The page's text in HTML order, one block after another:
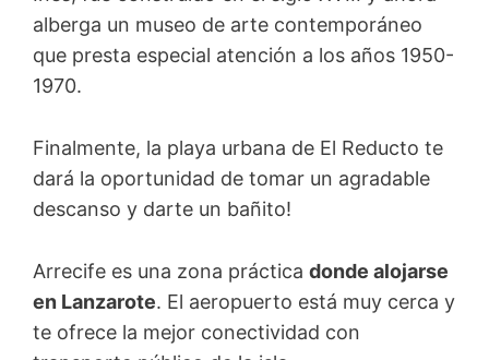
alberga un museo de arte contemporáneo
que presta especial atención a los años 1950-
1970.
Finalmente, la playa urbana de El Reducto te
dará la oportunidad de tomar un agradable
descanso y darte un bañito!
Arrecife es una zona práctica donde alojarse
en Lanzarote. El aeropuerto está muy cerca y
te ofrece la mejor conectividad con